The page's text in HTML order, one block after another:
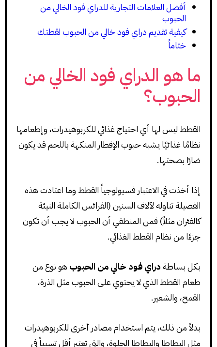
أفضل العلامات التجارية للدراي فود الخالي من
الحبوب
كيفية تقديم دراي فود خالي من الحبوب لقطتك
ختاماً
ما هو الدراي فود الخالي من
الحبوب؟
القطط ليس لها أي احتياج غذائي للكربوهيدرات، وإطعامها
نظامًا غذائيًا يشبه حبوب الإفطار المنكهة باللحم قد يكون
ضارًا بصحتها.
إذا أخذت في الاعتبار فسيولوجياً القطط وما اعتادت هذه
الفصيلة تناوله لآلاف السنين (الفرائس الكاملة النيئة
كالفئران مثلاً) فمن المنطقي أن الحبوب لا يجب أن تكون
جزءًا من نظام القطط الغذائي.
بكل بساطةدراي فود خالي من الحبوب هو نوع من
طعام القطط الذي لا يحتوي على الحبوب مثل الذرة،
القمح، والشعير.
بدلاً من ذلك، يتم استخدام مصادر أخرى للكربوهيدرات
مثل البطاطا والبطاطا الحلوة، والتي تعتبر أقل تسبباً في